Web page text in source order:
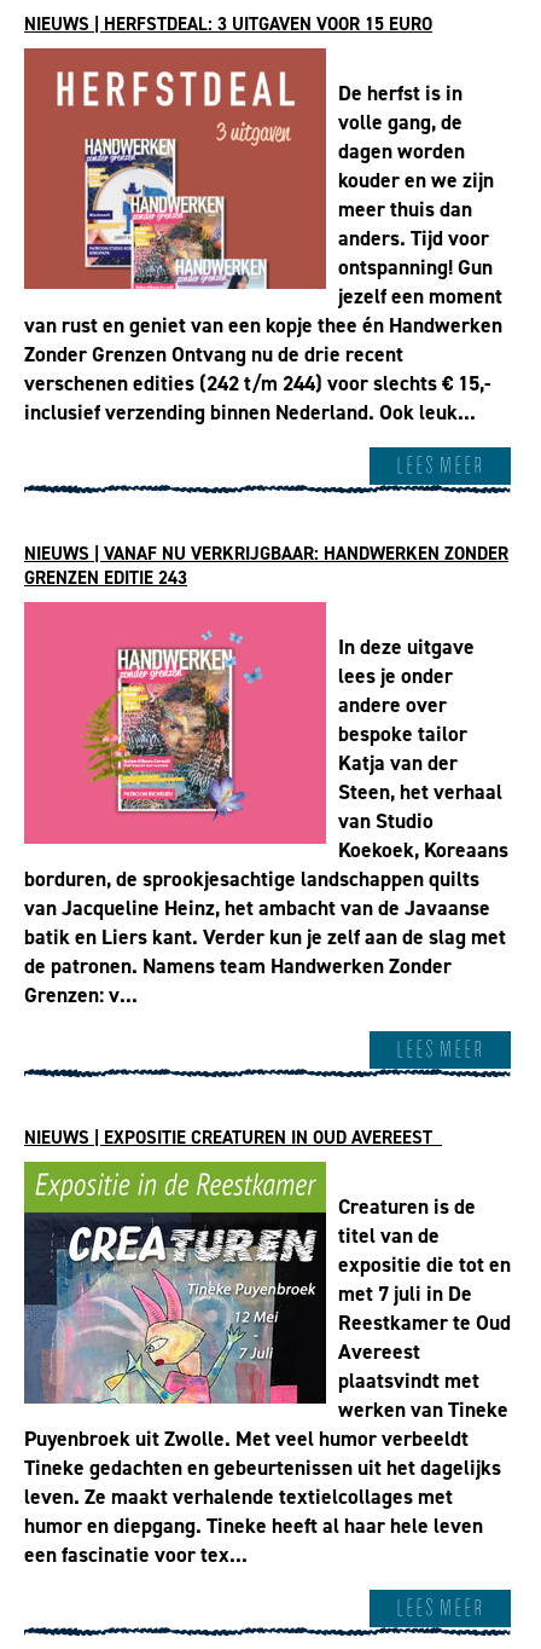
NIEUWS | HERFSTDEAL: 3 UITGAVEN VOOR 15 EURO
De herfst is in
volle gang, de
dagen worden
kouder en we zijn
meer thuis dan
anders. Tijd voor
ontspanning! Gun
jezelf een moment
van rust en geniet van een kopje thee én Handwerken
Zonder Grenzen Ontvang nu de drie recent
verschenen edities (242 t/m 244) voor slechts € 15,-
inclusief verzending binnen Nederland. Ook leuk...
Lees meer
NIEUWS | VANAF NU VERKRIJGBAAR: HANDWERKEN ZONDER
GRENZEN EDITIE 243
In deze uitgave
lees je onder
andere over
bespoke tailor
Katja van der
Steen, het verhaal
van Studio
Koekoek, Koreaans
borduren, de sprookjesachtige landschappen quilts
van Jacqueline Heinz, het ambacht van de Javaanse
batik en Liers kant. Verder kun je zelf aan de slag met
de patronen. Namens team Handwerken Zonder
Grenzen: v...
Lees meer
NIEUWS | EXPOSITIE CREATUREN IN OUD AVEREEST
Creaturen is de
titel van de
expositie die tot en
met 7 juli in De
Reestkamer te Oud
Avereest
plaatsvindt met
werken van Tineke
Puyenbroek uit Zwolle. Met veel humor verbeeldt
Tineke gedachten en gebeurtenissen uit het dagelijks
leven. Ze maakt verhalende textielcollages met
humor en diepgang. Tineke heeft al haar hele leven
een fascinatie voor tex...
Lees meer